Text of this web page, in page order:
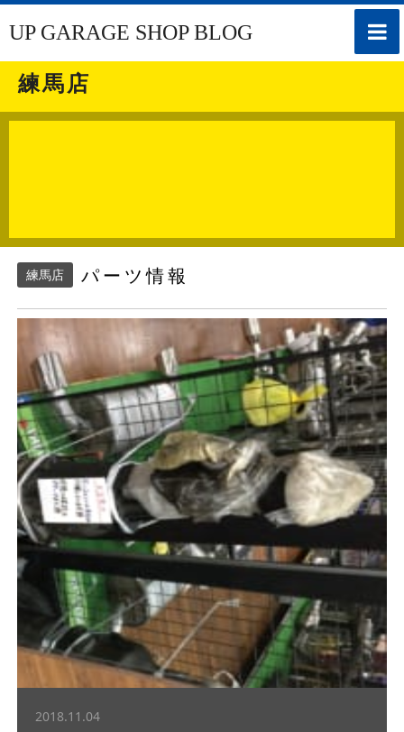
toggle
UP GARAGE SHOP BLOG
練馬店
練馬店 パーツ情報
2018.11.04